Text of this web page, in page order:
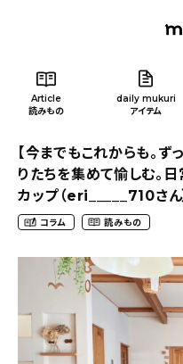
Article
読みもの
daily mukuri
アイテム
カテゴリー一覧
新着記事
【今までもこれからも。
りたちを集めて愉しむ。
カップ（eri_____710さん
コラム 読みもの